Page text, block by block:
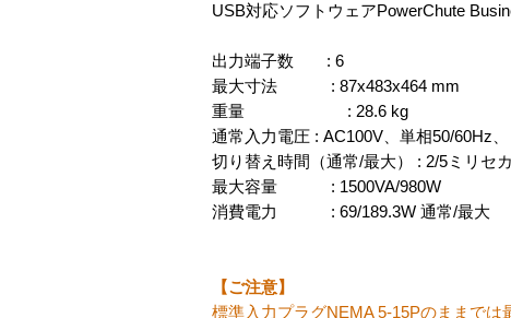
USB対応ソフトウェアPowerChute
出力端子数 : 6
最大寸法 : 87x483x464 mm
重量 : 28.6 kg
通常入力電圧 : AC100V、単相50/60Hz
切り替え時間（通常/最大） : 2/5ミリセ
最大容量 : 1500VA/980W
消費電力 : 69/189.3W 通常/最大
【ご注意】
標準入力プラグNEMA 5-15Pのままで